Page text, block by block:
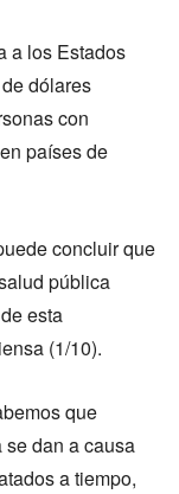
a los Estados
dólares
con
países de
concluir que
pública
esta
(1/10).
que
dan a causa
a tiempo,